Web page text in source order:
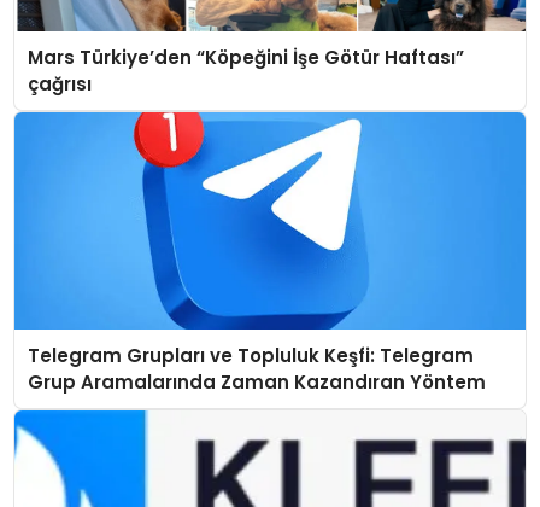
Mars Türkiye’den “Köpeğini İşe Götür Haftası”
çağrısı
Telegram Grupları ve Topluluk Keşfi: Telegram
Grup Aramalarında Zaman Kazandıran Yöntem